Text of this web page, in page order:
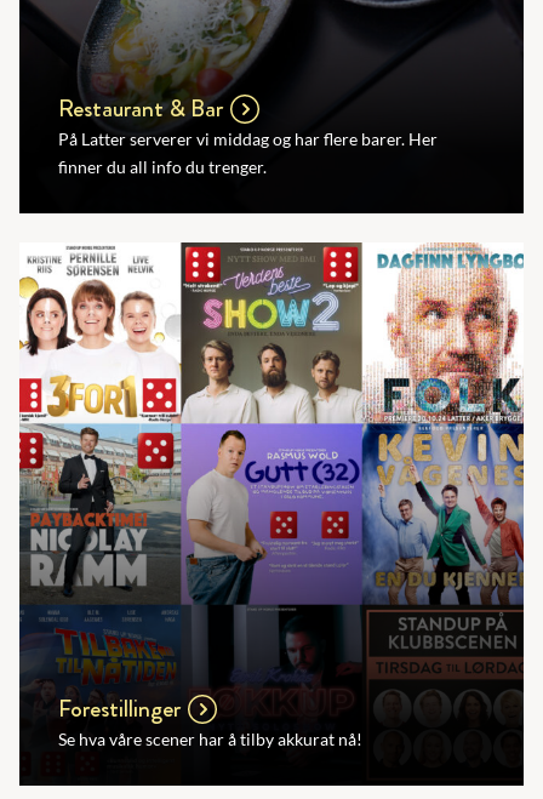
Restaurant & Bar
På Latter serverer vi middag og har flere barer. Her
finner du all info du trenger.
Forestillinger
Se hva våre scener har å tilby akkurat nå!